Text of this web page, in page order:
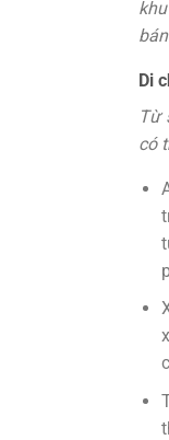
Di
Từ
có